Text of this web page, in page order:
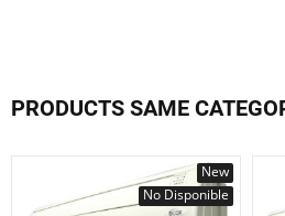
PRODUCTS SAME
New
No Disponible